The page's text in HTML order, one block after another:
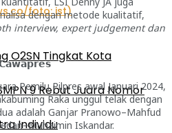
O2SN Tingkat Kota
9 Rebut Juara Nomor
Individu
dengan metode kualitatif,
interview, expert judgement dan
Pemilu Pilpres awal Januari 2024,
Raka unggul telak dengan
adalah Ganjar Pranowo–Mahfud
Iskandar.